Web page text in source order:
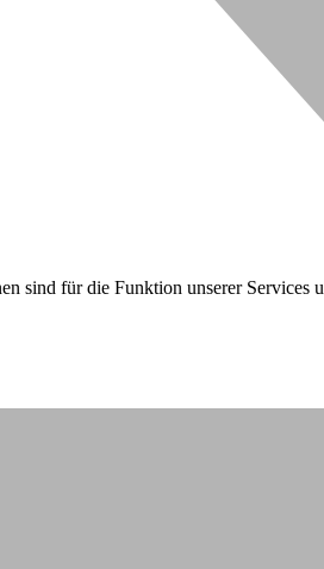
sind für die Funktion unserer